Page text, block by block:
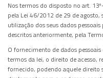
Nos termos do disposto no art.
pela Lei 46/2012 de 29 de
utilização dos seus dados
descritos anteriormente, pela
O fornecimento de dados
termos da lei, o direito de acesso,
fornecido, podendo aquele direito